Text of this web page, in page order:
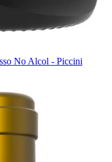
No Alcol - Piccini